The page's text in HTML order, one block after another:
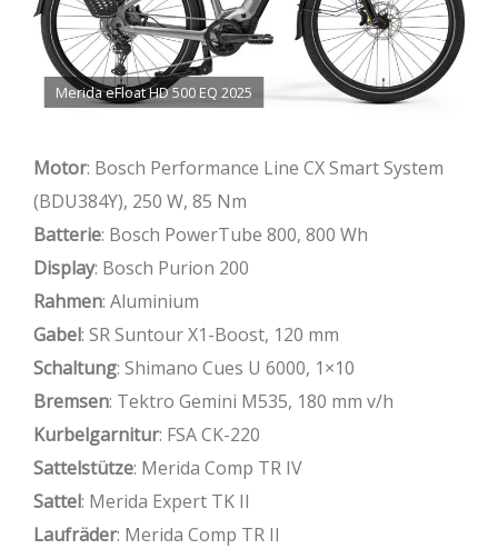
Merida eFloat HD 500 EQ 2025
Motor: Bosch Performance Line CX Smart System
(BDU384Y), 250 W, 85 Nm
Batterie: Bosch PowerTube 800, 800 Wh
Display: Bosch Purion 200
Rahmen: Aluminium
Gabel: SR Suntour X1-Boost, 120 mm
Schaltung: Shimano Cues U 6000, 1×10
Bremsen: Tektro Gemini M535, 180 mm v/h
Kurbelgarnitur: FSA CK-220
Sattelstütze: Merida Comp TR IV
Sattel: Merida Expert TK II
Laufräder: Merida Comp TR II